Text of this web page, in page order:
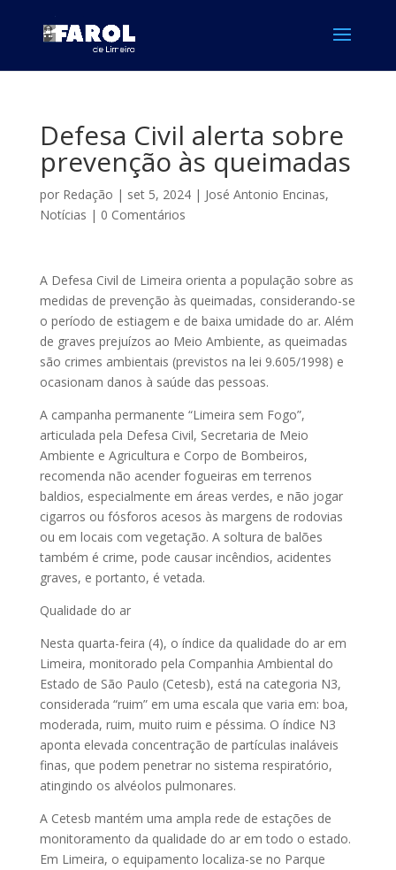
Defesa Civil alerta sobre
prevenção às queimadas
por Redação | set 5, 2024| José Antonio Encinas,
Notícias | 0 Comentários
A Defesa Civil de Limeira orienta a população sobre as
medidas de prevenção às queimadas, considerando-se
o período de estiagem e de baixa umidade do ar. Além
de graves prejuízos ao Meio Ambiente, as queimadas
são crimes ambientais (previstos na lei 9.605/1998) e
ocasionam danos à saúde das pessoas.
A campanha permanente “Limeira sem Fogo”,
articulada pela Defesa Civil, Secretaria de Meio
Ambiente e Agricultura e Corpo de Bombeiros,
recomenda não acender fogueiras em terrenos
baldios, especialmente em áreas verdes, e não jogar
cigarros ou fósforos acesos às margens de rodovias
ou em locais com vegetação. A soltura de balões
também é crime, pode causar incêndios, acidentes
graves, e portanto, é vetada.
Qualidade do ar
Nesta quarta-feira (4), o índice da qualidade do ar em
Limeira, monitorado pela Companhia Ambiental do
Estado de São Paulo (Cetesb), está na categoria N3,
considerada “ruim” em uma escala que varia em: boa,
moderada, ruim, muito ruim e péssima. O índice N3
aponta elevada concentração de partículas inaláveis
finas, que podem penetrar no sistema respiratório,
atingindo os alvéolos pulmonares.
A Cetesb mantém uma ampla rede de estações de
monitoramento da qualidade do ar em todo o estado.
Em Limeira, o equipamento localiza-se no Parque